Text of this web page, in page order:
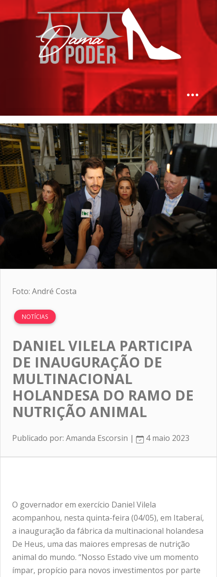
Foto: André Costa
NOTÍCIAS
DANIEL VILELA PARTICIPA
DE INAUGURAÇÃO DE
MULTINACIONAL
HOLANDESA DO RAMO DE
NUTRIÇÃO ANIMAL
Publicado por: Amanda Escorsin | 4 maio 2023
O governador em exercício Daniel Vilela
acompanhou, nesta quinta-feira (04/05), em Itaberaí,
a inauguração da fábrica da multinacional holandesa
De Heus, uma das maiores empresas de nutrição
animal do mundo. “Nosso Estado vive um momento
ímpar, propício para novos investimentos por parte